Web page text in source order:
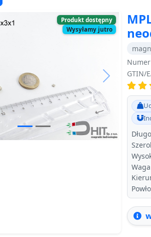
Produkt dostępny
Wysyłamy jutro
Next
GTIN/
Waga